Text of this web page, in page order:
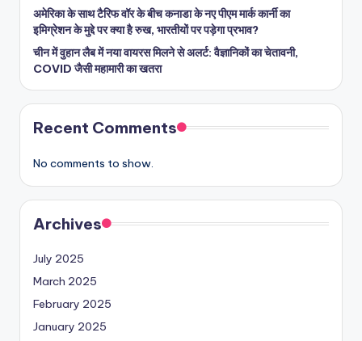
अमेरिका के साथ टैरिफ वॉर के बीच कनाडा के नए पीएम मार्क कार्नी का
इमिग्रेशन के मुद्दे पर क्या है रुख, भारतीयों पर पड़ेगा प्रभाव?
चीन में वुहान लैब में नया वायरस मिलने से अलर्ट: वैज्ञानिकों का चेतावनी,
COVID जैसी महामारी का खतरा
Recent Comments
No comments to show.
Archives
July 2025
March 2025
February 2025
January 2025